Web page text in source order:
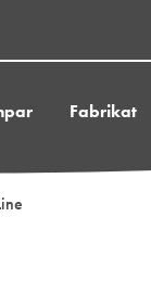
Fabrikat